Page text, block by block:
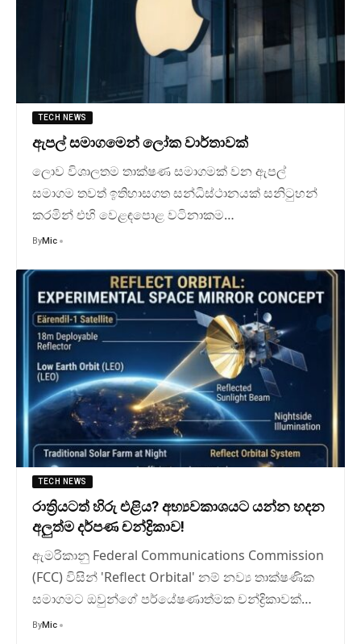
TECH NEWS
ඇපල් සමාගමෙන් ලෝක වාර්තාවක්
ලොව විශාලතම තාක්ෂණ සමාගමක් වන ඇපල්
සමාගම තවත් ඉතිහාසගත සන්ධිස්ථානයක් සනිටුහන්
කරමින් එහි වෙළඳපොළ වටිනාකම…
ByMic
TECH NEWS
රාත්‍රියටත් හිරු එළිය? අභ්‍යවකාශයට යන්න හදන
අලුත්ම දර්පණ චන්ද්‍රිකාව!
ඇමරිකානු Federal Communications Commission
(FCC) විසින් 'Reflect Orbital' නම් නව්‍ය තාක්ෂණික
සමාගමට ඔවුන්ගේ පර්යේෂණාත්මක චන්ද්‍රිකාවක්…
ByMic